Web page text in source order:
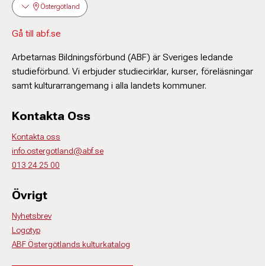
Östergötland
Gå till abf.se
Arbetarnas Bildningsförbund (ABF) är Sveriges ledande
studieförbund. Vi erbjuder studiecirklar, kurser, föreläsningar
samt kulturarrangemang i alla landets kommuner.
Kontakta Oss
Kontakta oss
info.ostergotland@abf.se
013 24 25 00
Övrigt
Nyhetsbrev
Logotyp
ABF Östergötlands kulturkatalog